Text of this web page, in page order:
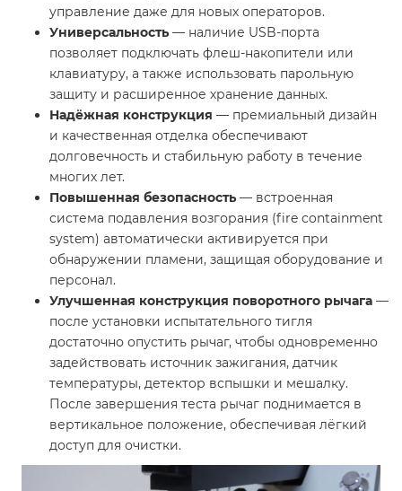
управление даже для новых операторов.
Универсальность — наличие USB-порта
позволяет подключать флеш-накопители или
клавиатуру, а также использовать парольную
защиту и расширенное хранение данных.
Надёжная конструкция — премиальный дизайн
и качественная отделка обеспечивают
долговечность и стабильную работу в течение
многих лет.
Повышенная безопасность — встроенная
система подавления возгорания (fire containment
system) автоматически активируется при
обнаружении пламени, защищая оборудование и
персонал.
Улучшенная конструкция поворотного рычага —
после установки испытательного тигля
достаточно опустить рычаг, чтобы одновременно
задействовать источник зажигания, датчик
температуры, детектор вспышки и мешалку.
После завершения теста рычаг поднимается в
вертикальное положение, обеспечивая лёгкий
доступ для очистки.